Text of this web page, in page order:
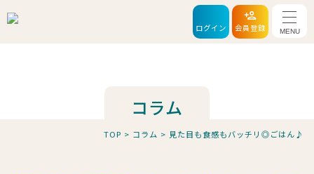
ログイン 会員登録 メニ
コラム
TOP > コラム > 見た目も食感もバッチリ◎ごはん♪